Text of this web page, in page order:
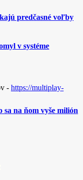
predčasné voľby
v systéme
- https://multiplay-
sa na ňom vyše milión